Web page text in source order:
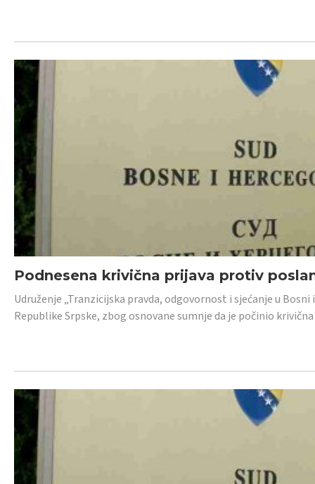
Podnesena krivična prijava protiv
Udruženje „Tranzicijska pravda, odgovornost i sjećanje u
Republike Srpske, zbog osnovane sumnje da je počinio